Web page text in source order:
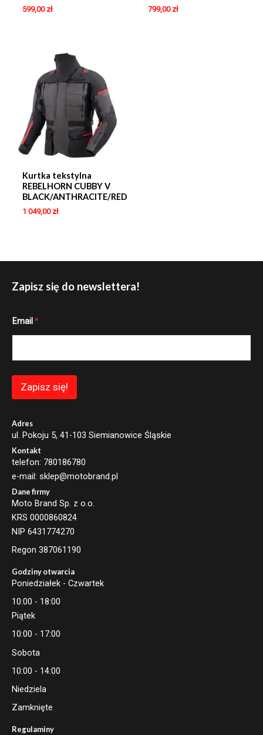
599,00 zł 799,00 zł
Kurtka tekstylna
REBELHORN CUBBY V
BLACK/ANTHRACITE/RED
1 049,00 zł
Zapisz się do newslettera!
m
*
Email *
Zapisz się!
Adres
ul. Pokoju 5, 41-103 Siemianowice Śląskie
Kontakt
telefon: 780186780
e-mail: sklep@motobrand.pl
Dane firmy
Moto Brand Sp. z o.o.
KRS 0000860824
NIP 6431774270
Regon 387061190
Godziny otwarcia
Poniedziałek - Czwartek
10:00 - 18:00
Piątek
10:00 - 17:00
Sobota
10:00 - 14:00
Niedziela
Zamknięte
Regulaminy